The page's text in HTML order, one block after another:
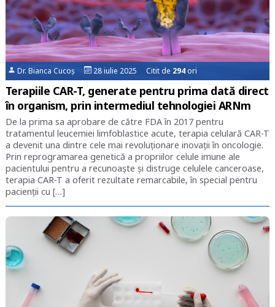
Dr. Bianca Cucoș 28 iulie 2025 Citit de 294ori
Terapiile CAR-T, generate pentru prima dată direct
în organism, prin intermediul tehnologiei ARNm
De la prima sa aprobare de către FDA în 2017 pentru
tratamentul leucemiei limfoblastice acute, terapia celulară CAR-T
a devenit una dintre cele mai revoluționare inovații în oncologie.
Prin reprogramarea genetică a propriilor celule imune ale
pacientului pentru a recunoaște și distruge celulele canceroase,
terapia CAR-T a oferit rezultate remarcabile, în special pentru
pacienții cu […]